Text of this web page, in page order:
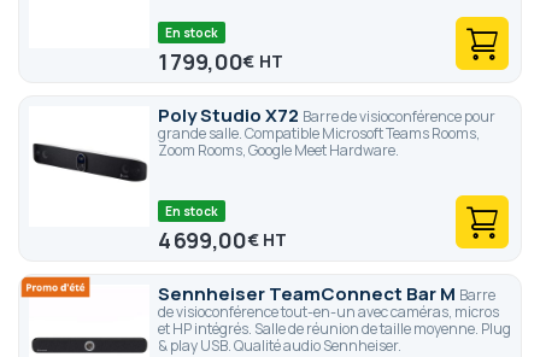
En stock
1 799,00€
Poly Studio X72 Barre de visioconférence pour
grande salle. Compatible Microsoft Teams Rooms,
Zoom Rooms, Google Meet Hardware.
En stock
4 699,00€
Sennheiser TeamConnect Bar M Barre
de visioconférence tout-en-un avec caméras, micros
et HP intégrés. Salle de réunion de taille moyenne. Plug
& play USB. Qualité audio Sennheiser.